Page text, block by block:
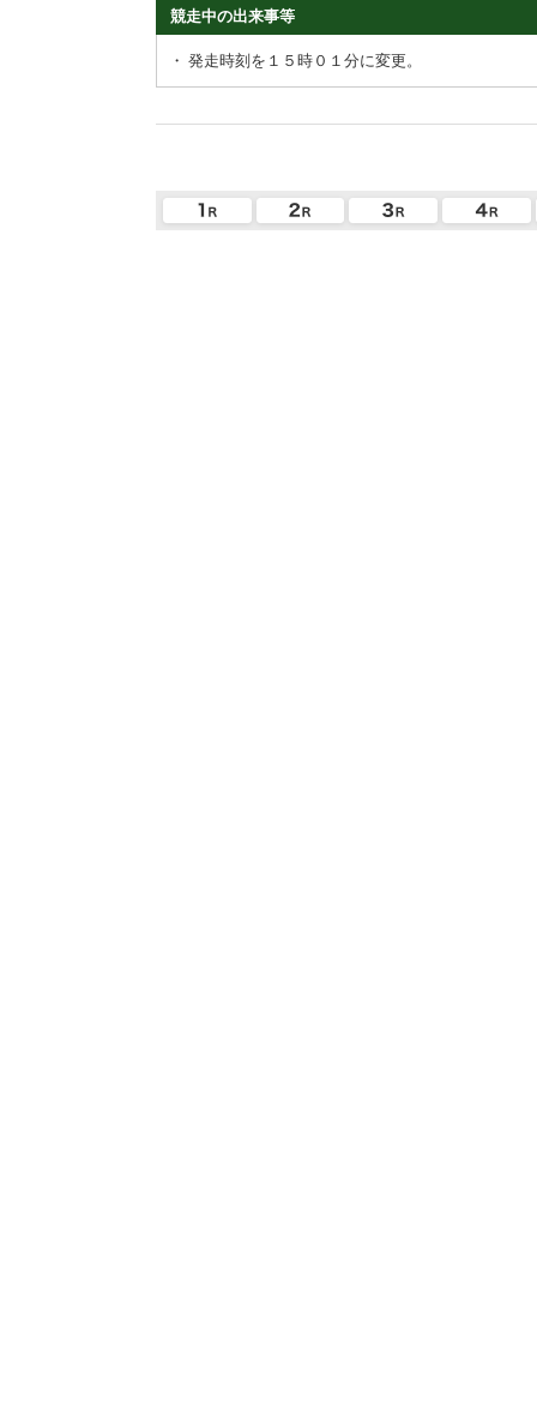
競走中の出来事等
・ 発走時刻を１５時０１分に変更。